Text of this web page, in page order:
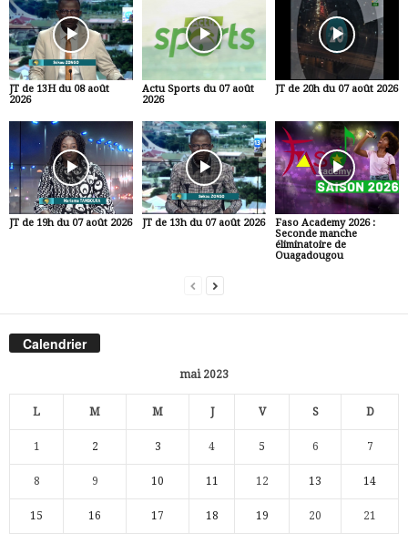
JT de 13H du 08 août
2026
Actu Sports du 07 août
2026
JT de 20h du 07 août 2026
JT de 19h du 07 août 2026 JT de 13h du 07 août 2026
Faso Academy 2026 :
Seconde manche
éliminatoire de
Ouagadougou
Calendrier
mai 2023
L M M J V S D
1 2 3 4 5 6 7
8 9 10 11 12 13 14
15 16 17 18 19 20 21